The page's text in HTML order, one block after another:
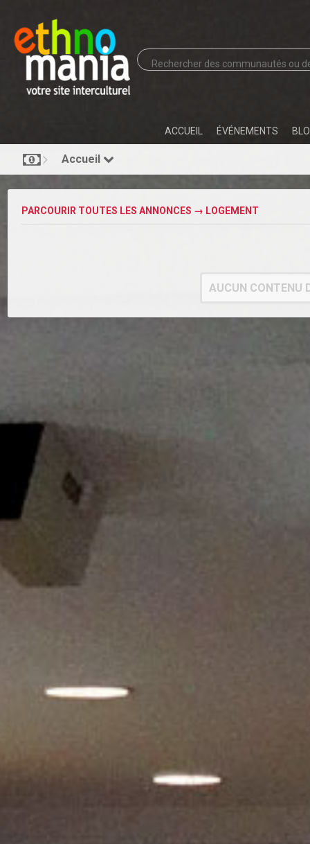
ACCUEIL ÉVÉNEMENTS
Accueil
PARCOURIR TOUTES LES ANNONCES → LOGEMENT
AUCUN CONTENU